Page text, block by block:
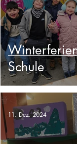
Schule
11. Dez. 2024